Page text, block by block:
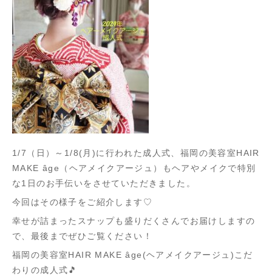
1/7（日）～1/8(月)に行われた成人式、福岡の美容室HAIR
MAKE âge（ヘアメイクアージュ）もヘアやメイクで特別
な1日のお手伝いをさせていただきました。
今回はその様子をご紹介します♡
幸せが詰まったスナップも盛りだくさんでお届けしますの
で、最後までぜひご覧ください！
福岡の美容室HAIR MAKE âge(ヘアメイクアージュ)こだ
わりの成人式🎵